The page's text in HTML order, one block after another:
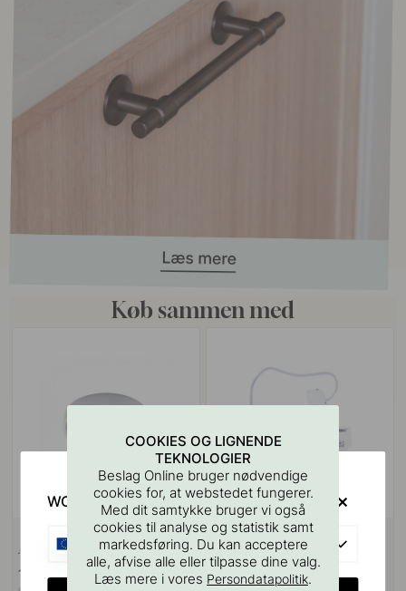
Køb sammen med
Afstandsring Atom - Hvid
109 kr
5
Driver Triac - 24V
639 kr
COOKIES OG LIGNENDE
TEKNOLOGIER
Beslag Online bruger nødvendige
cookies for, at webstedet fungerer.
Med dit samtykke bruger vi også
cookies til analyse og statistik samt
markedsføring. Du kan acceptere
alle, afvise alle eller tilpasse dine valg.
Læs mere i vores Persondatapolitik.
WOULD YOU RATHER VISIT?
EU